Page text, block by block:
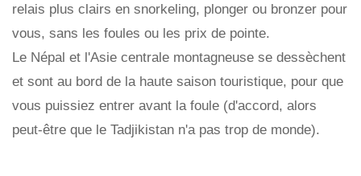
relais plus clairs en snorkeling, plonger ou bronzer pour
vous, sans les foules ou les prix de pointe.
Le Népal et l'Asie centrale montagneuse se dessèchent
et sont au bord de la haute saison touristique, pour que
vous puissiez entrer avant la foule (d'accord, alors
peut-être que le Tadjikistan n'a pas trop de monde).